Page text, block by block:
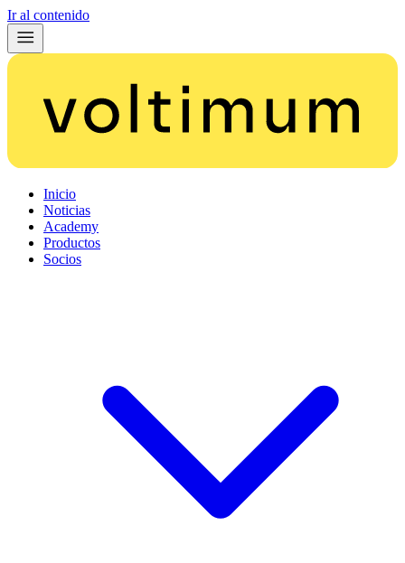
Ir al contenido
Inicio
Noticias
Academy
Productos
Socios